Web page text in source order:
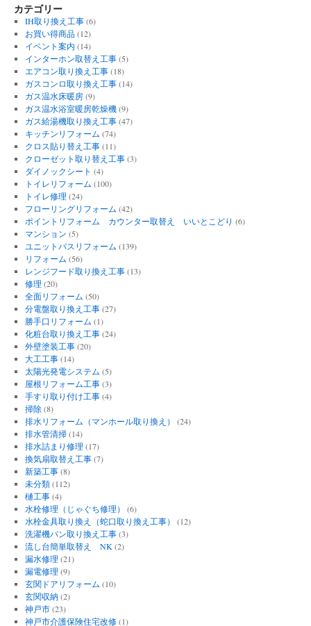
カテゴリー
IH取り換え工事(6)
お買い得商品(12)
イベント案内 (14)
インターホン取替え工事(5)
エアコン取り換え工事(18)
ガスコンロ取り換え工事(14)
ガス温水床暖房(9)
ガス温水浴室暖房乾燥機(9)
ガス給湯機取り換え工事(47)
キッチンリフォーム (74)
クロス貼り替え工事(11)
クローゼット取り替え工事(3)
ダイノックシート (4)
トイレリフォーム (100)
トイレ修理 (24)
フローリングリフォーム (42)
ポイントリフォーム カウンター取替え いいとこどり (6)
マンション (5)
ユニットバスリフォーム (139)
リフォーム (56)
レンジフード取り換え工事(13)
修理 (20)
全面リフォーム (50)
分電盤取り換え工事(27)
勝手口リフォーム (1)
化粧台取り換え工事(24)
外壁塗装工事(20)
大工工事(14)
太陽光発電システム (5)
屋根リフォーム工事(3)
手すり取り付け工事(4)
掃除(8)
排水リフォーム（マンホール取り換え）
(24)
排水管清掃(14)
排水詰まり修理 (17)
換気扇取替え工事(7)
新築工事(8)
未分類(112)
樋工事(4)
水栓修理（じゃぐち修理）
(6)
水栓金具取り換え（蛇口取り換え工事）
(12)
洗濯機パン取り換え工事(3)
流し台簡単取替え NK (2)
漏水修理 (21)
漏電修理 (9)
玄関ドアリフォーム (10)
玄関収納(2)
神戸市(23)
神戸市介護保険住宅改修(1)